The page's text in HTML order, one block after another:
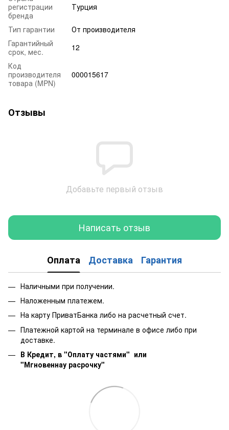
регистрации
бренда
Турция
Тип гарантии
От производителя
Гарантийный
срок, мес.
12
Код
производителя
товара (MPN)
000015617
Отзывы
Добавьте первый отзыв
Написать отзыв
Оплата Доставка Гарантия
Наличными при получении.
Наложенным платежем.
На карту ПриватБанка либо на расчетный счет.
Платежной картой на терминале в офисе либо при
доставке.
В Кредит, в "Оплату частями" или
"Мгновеннау расрочку"